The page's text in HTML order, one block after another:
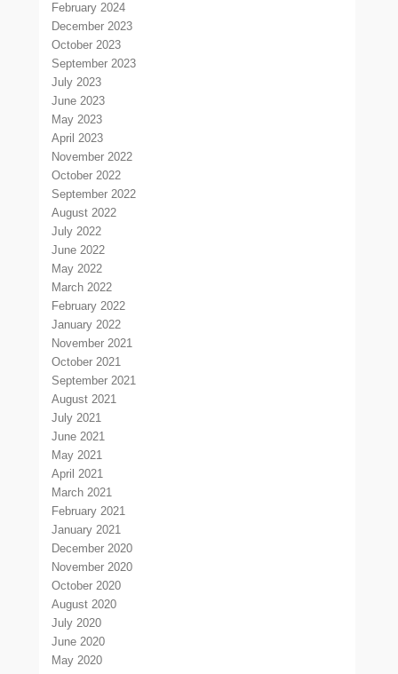
February 2024
December 2023
October 2023
September 2023
July 2023
June 2023
May 2023
April 2023
November 2022
October 2022
September 2022
August 2022
July 2022
June 2022
May 2022
March 2022
February 2022
January 2022
November 2021
October 2021
September 2021
August 2021
July 2021
June 2021
May 2021
April 2021
March 2021
February 2021
January 2021
December 2020
November 2020
October 2020
August 2020
July 2020
June 2020
May 2020